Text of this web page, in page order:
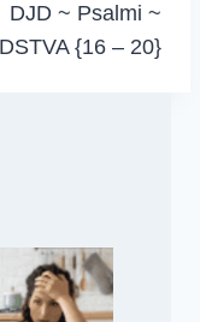
DJD ~ Psalmi ~
{16 – 20}